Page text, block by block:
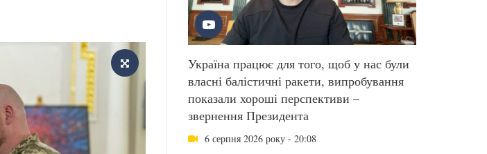
Україна працює для того, щоб у нас були
власні балістичні ракети, випробування
показали хороші перспективи –
звернення Президента
6 серпня 2026 року - 20:08